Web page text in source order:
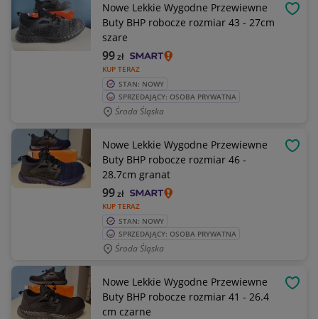
Nowe Lekkie Wygodne Przewiewne
Buty BHP robocze rozmiar 43 - 27cm
szare
KUP TERAZ
99zł
STAN: NOWY
SPRZEDAJĄCY: OSOBA PRYWATNA
Środa Śląska
Nowe Lekkie Wygodne Przewiewne
Buty BHP robocze rozmiar 46 -
28.7cm granat
KUP TERAZ
99zł
STAN: NOWY
SPRZEDAJĄCY: OSOBA PRYWATNA
Środa Śląska
Nowe Lekkie Wygodne Przewiewne
Buty BHP robocze rozmiar 41 - 26.4
cm czarne